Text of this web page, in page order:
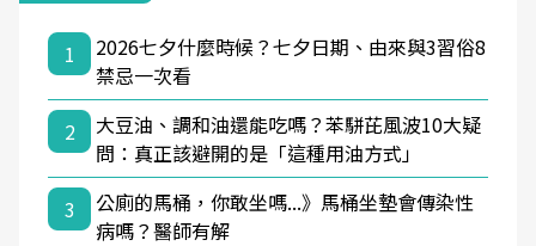
1
2026七夕什麼時候？七夕日期、由來與3習俗8
禁忌一次看
2
大豆油、調和油還能吃嗎？苯駢芘風波10大疑
問：真正該避開的是「這種用油方式」
3
公廁的馬桶，你敢坐嗎...》馬桶坐墊會傳染性
病嗎？醫師有解